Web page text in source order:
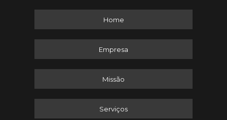
Home
Empresa
Missão
Serviços